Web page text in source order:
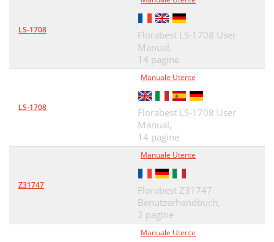
LS-1708
Florabest LS-1708 User
Manual,
14 pagine
LS-1708
Manuale Utente
Florabest LS-1708 User
Manual,
14 pagine
Z31747
Manuale Utente
Florabest Z31747
Benutzerhandbuch,
2 pagine
Manuale Utente